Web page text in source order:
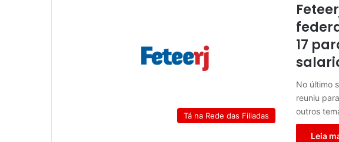
Tá na Rede das Filiadas
17
No último
reuniu
outros
Leia